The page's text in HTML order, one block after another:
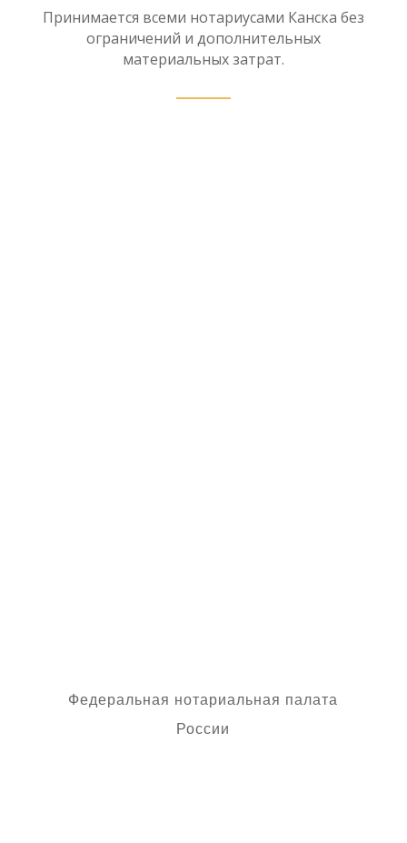
Принимается всеми нотариусами Канска без
ограничений и дополнительных
материальных затрат.
Федеральная нотариальная палата
России